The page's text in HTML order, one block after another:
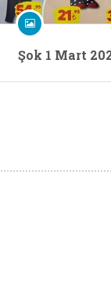
Şok 1 Mart